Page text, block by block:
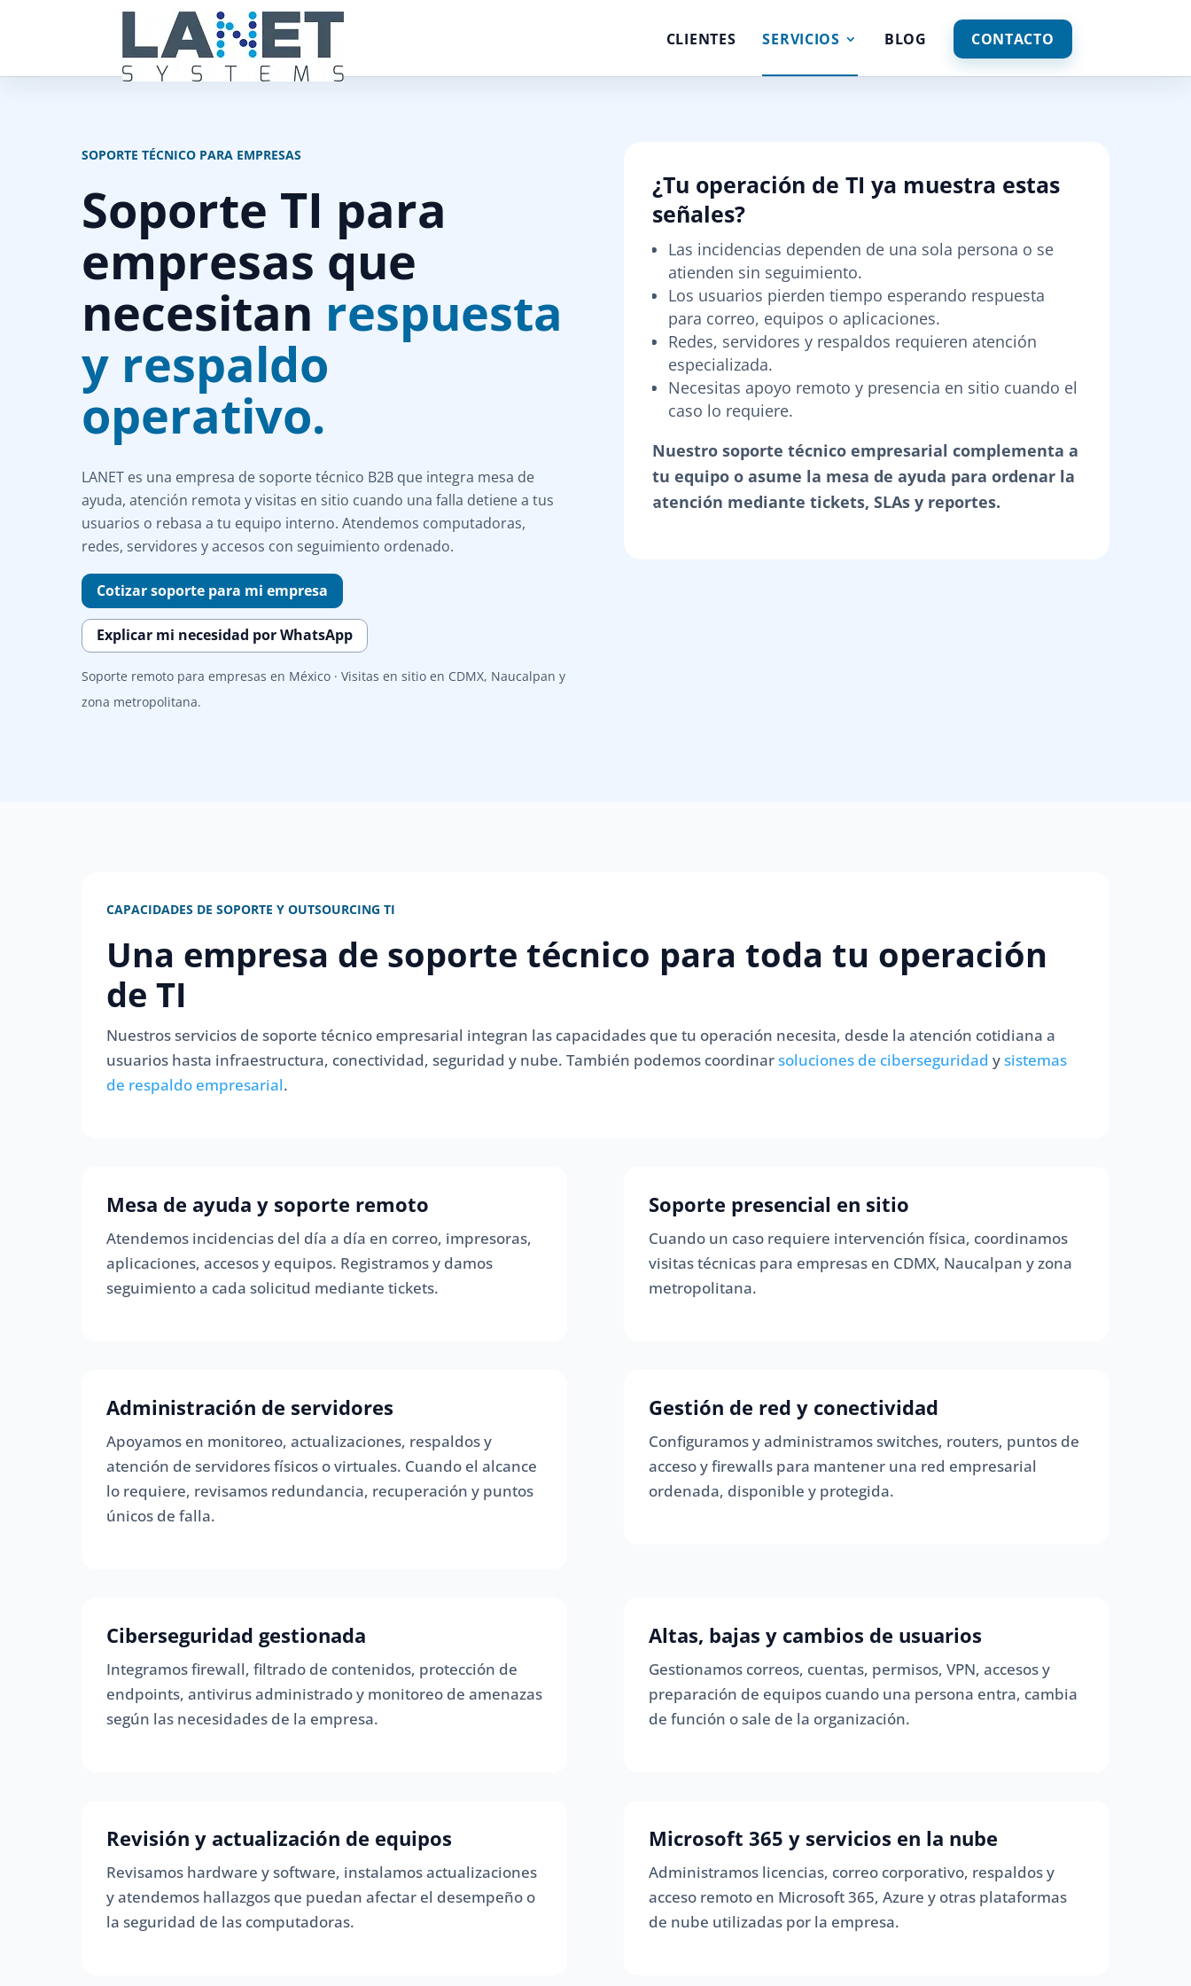
CLIENTES SERVICIOS BLOG CONTACTO
SOPORTE TÉCNICO PARA EMPRESAS
Soporte TI para
empresas que
necesitan respuesta
y respaldo
operativo.
LANET es una empresa de soporte técnico B2B que integra mesa de
ayuda, atención remota y visitas en sitio cuando una falla detiene a tus
usuarios o rebasa a tu equipo interno. Atendemos computadoras,
redes, servidores y accesos con seguimiento ordenado.
Cotizar soporte para mi empresa
Explicar mi necesidad por WhatsApp
Soporte remoto para empresas en México · Visitas en sitio en CDMX, Naucalpan y
zona metropolitana.
¿Tu operación de TI ya muestra estas
señales?
Las incidencias dependen de una sola persona o se
atienden sin seguimiento.
Los usuarios pierden tiempo esperando respuesta
para correo, equipos o aplicaciones.
Redes, servidores y respaldos requieren atención
especializada.
Necesitas apoyo remoto y presencia en sitio cuando el
caso lo requiere.
Nuestro soporte técnico empresarial complementa a
tu equipo o asume la mesa de ayuda para ordenar la
atención mediante tickets, SLAs y reportes.
CAPACIDADES DE SOPORTE Y OUTSOURCING TI
Una empresa de soporte técnico para toda tu operación
de TI
Nuestros servicios de soporte técnico empresarial integran las capacidades que tu operación necesita, desde la atención cotidiana a
usuarios hasta infraestructura, conectividad, seguridad y nube. También podemos coordinarsoluciones de ciberseguridad ysistemas
de respaldo empresarial.
Mesa de ayuda y soporte remoto
Atendemos incidencias del día a día en correo, impresoras,
aplicaciones, accesos y equipos. Registramos y damos
seguimiento a cada solicitud mediante tickets.
Soporte presencial en sitio
Cuando un caso requiere intervención física, coordinamos
visitas técnicas para empresas en CDMX, Naucalpan y zona
metropolitana.
Administración de servidores
Apoyamos en monitoreo, actualizaciones, respaldos y
atención de servidores físicos o virtuales. Cuando el alcance
lo requiere, revisamos redundancia, recuperación y puntos
únicos de falla.
Gestión de red y conectividad
Configuramos y administramos switches, routers, puntos de
acceso y firewalls para mantener una red empresarial
ordenada, disponible y protegida.
Ciberseguridad gestionada
Integramos firewall, filtrado de contenidos, protección de
endpoints, antivirus administrado y monitoreo de amenazas
según las necesidades de la empresa.
Altas, bajas y cambios de usuarios
Gestionamos correos, cuentas, permisos, VPN, accesos y
preparación de equipos cuando una persona entra, cambia
de función o sale de la organización.
Revisión y actualización de equipos
Revisamos hardware y software, instalamos actualizaciones
y atendemos hallazgos que puedan afectar el desempeño o
la seguridad de las computadoras.
Microsoft 365 y servicios en la nube
Administramos licencias, correo corporativo, respaldos y
acceso remoto en Microsoft 365, Azure y otras plataformas
de nube utilizadas por la empresa.